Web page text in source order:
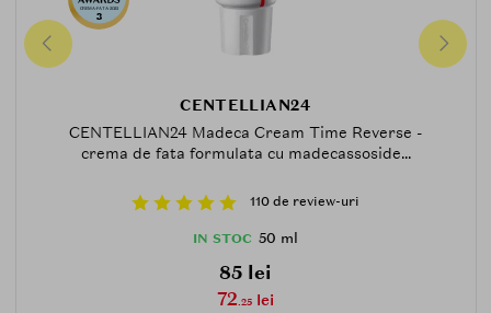
CREMA-FATA-2025
3
CENTELLIAN24
CENTELLIAN24 Madeca Cream Time Reverse -
crema de fata formulata cu madecassoside...
110 de review-uri
IN STOC 50 ml
85 lei
72.25 lei